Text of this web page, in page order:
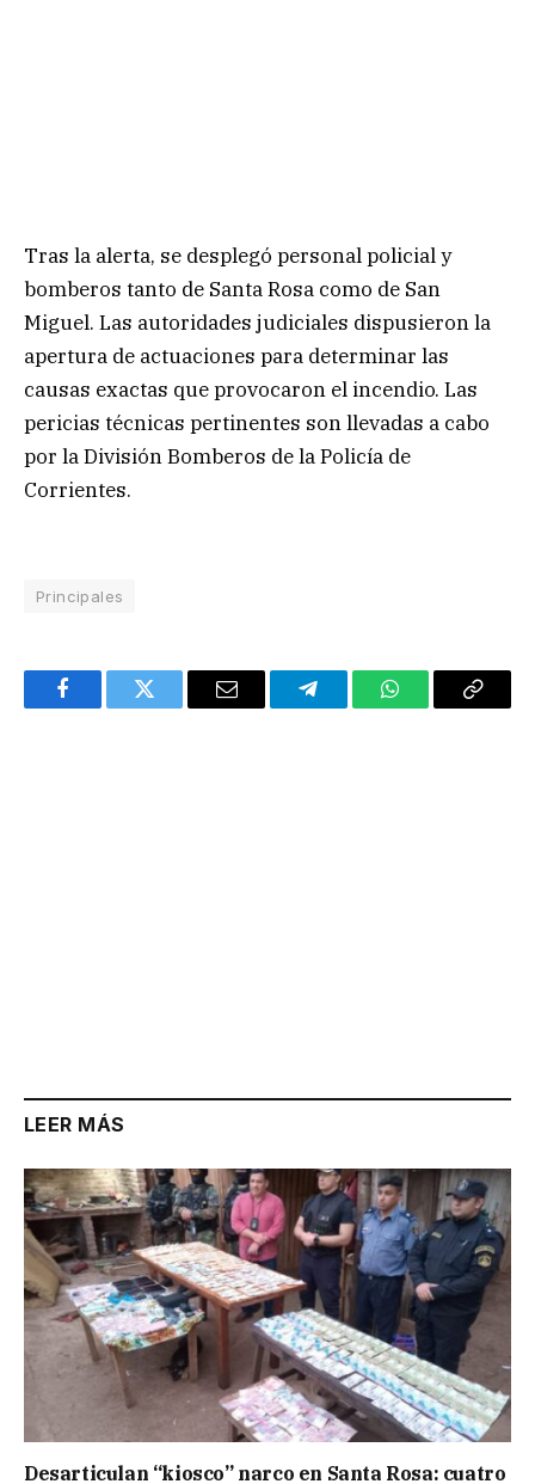
Tras la alerta, se desplegó personal policial y
bomberos tanto de Santa Rosa como de San
Miguel. Las autoridades judiciales dispusieron la
apertura de actuaciones para determinar las
causas exactas que provocaron el incendio. Las
pericias técnicas pertinentes son llevadas a cabo
por la División Bomberos de la Policía de
Corrientes.
Principales
FacebookTwitter Email TelegramWhatsAppCopy
LEER MÁS
Desarticulan “kiosco” narco en Santa Rosa: cuatro